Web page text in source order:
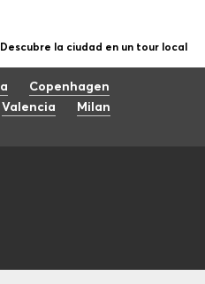
Descubre la ciudad en un tour local
Copenhagen
Valencia
Milan